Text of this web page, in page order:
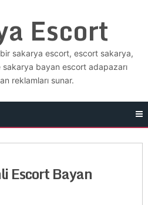
Escort
sakarya escort, escort sakarya,
bayan escort adapazarı
reklamları sunar.
Escort Bayan